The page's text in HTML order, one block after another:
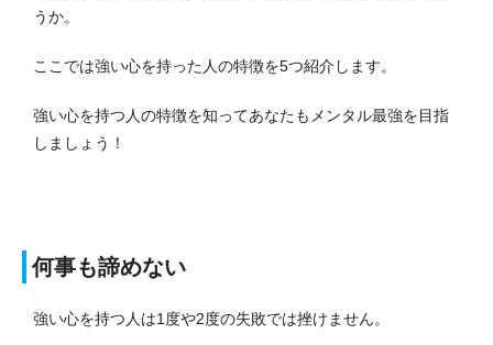
うか。
ここでは強い心を持った人の特徴を5つ紹介します。
強い心を持つ人の特徴を知ってあなたもメンタル最強を目指
しましょう！
何事も諦めない
強い心を持つ人は1度や2度の失敗では挫けません。